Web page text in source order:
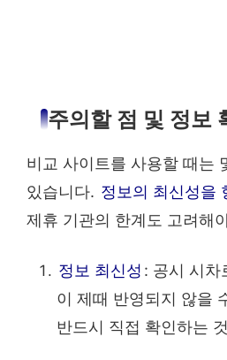
주의할 점 및 정보
비교 사이트를 사용할 때는
있습니다. 정보의 최신성을
제휴 기관의 한계도 고려해
정보 최신성 : 공시 시차
이 제때 반영되지 않을
반드시 직접 확인하는